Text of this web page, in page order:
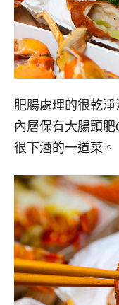
肥腸處理的很乾
內層保有大腸頭肥
很下酒的一道菜。